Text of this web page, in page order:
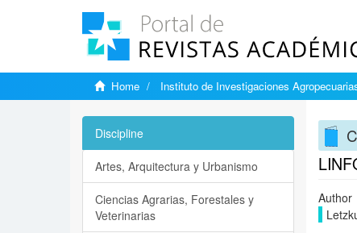
Home Instituto de Investigaciones
Author
Discipline
Artes, Arquitectura y Urbanismo
Ciencias Agrarias, Forestales y
Veterinarias